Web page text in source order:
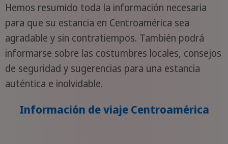
Hemos resumido toda la información necesaria
para que su estancia en Centroamérica sea
agradable y sin contratiempos. También podrá
informarse sobre las costumbres locales, consejos
de seguridad y sugerencias para una estancia
auténtica e inolvidable.
Información de viaje Centroamérica